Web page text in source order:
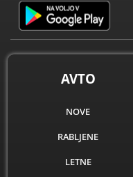
AVTO
nove
rabljene
letne